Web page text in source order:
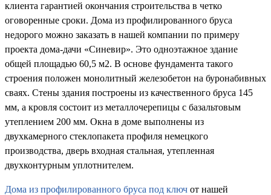
клиента гарантией окончания строительства в четко
оговоренные сроки. Дома из профилированного бруса
недорого можно заказать в нашей компании по примеру
проекта дома-дачи «Синевир». Это одноэтажное здание
общей площадью 60,5 м2. В основе фундамента такого
строения положен монолитный железобетон на буронабивных
сваях. Стены здания построены из качественного бруса 145
мм, а кровля состоит из металлочерепицы с базальтовым
утеплением 200 мм. Окна в доме выполнены из
двухкамерного стеклопакета профиля немецкого
производства, дверь входная стальная, утепленная
двухконтурным уплотнителем.
Дома из профилированного бруса под ключ от нашей